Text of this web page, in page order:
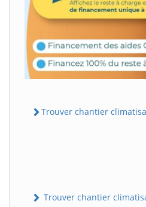
Trouver chantier
Trouver chantier